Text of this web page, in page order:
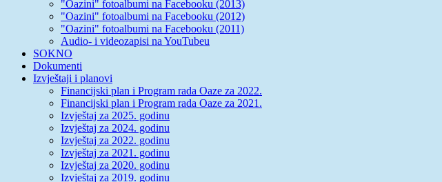
"Oazini" fotoalbumi na Facebooku (2013)
"Oazini" fotoalbumi na Facebooku (2012)
"Oazini" fotoalbumi na Facebooku (2011)
Audio- i videozapisi na YouTubeu
SOKNO
Dokumenti
Izvještaji i planovi
Financijski plan i Program rada Oaze za 2022.
Financijski plan i Program rada Oaze za 2021.
Izvještaj za 2025. godinu
Izvještaj za 2024. godinu
Izvještaj za 2022. godinu
Izvještaj za 2021. godinu
Izvještaj za 2020. godinu
Izvještaj za 2019. godinu